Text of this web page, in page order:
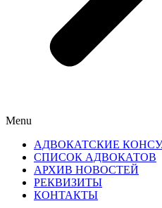
Menu
АДВОКАТСКИЕ
СПИСОК АДВОКАТОВ
АРХИВ НОВОСТЕЙ
РЕКВИЗИТЫ
КОНТАКТЫ